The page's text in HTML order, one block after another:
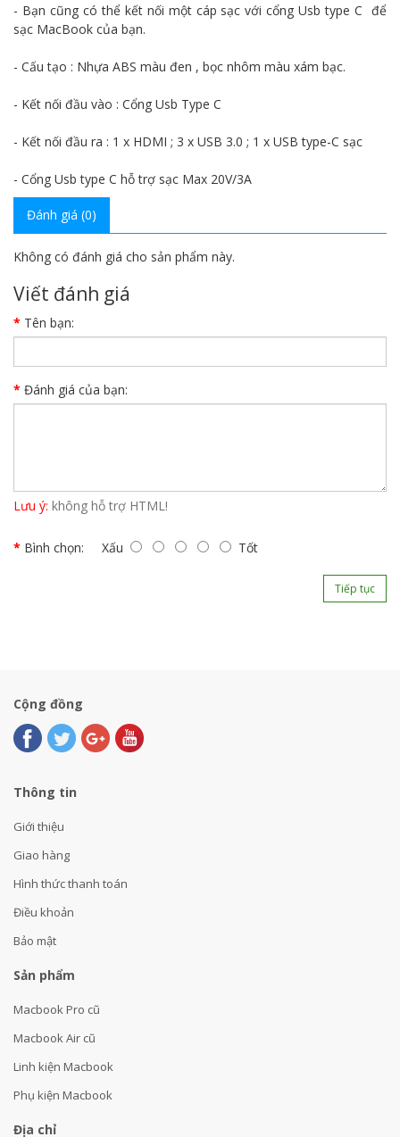
- Bạn cũng có thể kết nối một cáp sạc với cổng Usb type C để
sạc MacBook của bạn.
- Cấu tạo : Nhựa ABS màu đen , bọc nhôm màu xám bạc.
- Kết nối đầu vào : Cổng Usb Type C
- Kết nối đầu ra : 1 x HDMI ; 3 x USB 3.0 ; 1 x USB type-C sạc
- Cổng Usb type C hỗ trợ sạc Max 20V/3A
Đánh giá (0)
Không có đánh giá cho sản phẩm này.
Viết đánh giá
Tên bạn:
Đánh giá của bạn:
Lưu ý: không hỗ trợ HTML!
Bình chọn: Xấu Tốt
Tiếp tục
Cộng đồng
Thông tin
Giới thiệu
Giao hàng
Hình thức thanh toán
Điều khoản
Bảo mật
Sản phẩm
Macbook Pro cũ
Macbook Air cũ
Linh kiện Macbook
Phụ kiện Macbook
Địa chỉ